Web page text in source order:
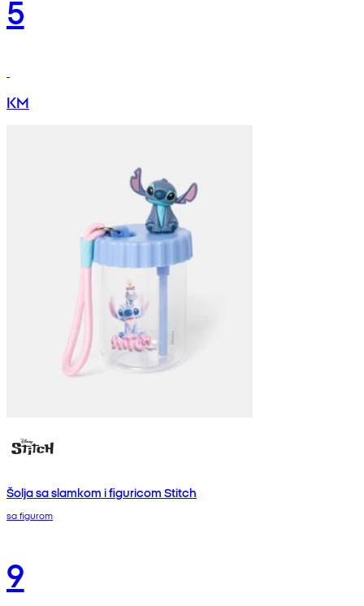
5
KM
Šolja sa slamkom i figuricom Stitch
sa figurom
9